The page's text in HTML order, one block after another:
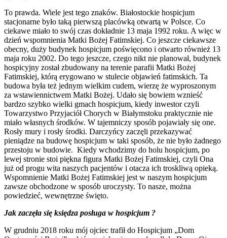
To prawda. Wiele jest tego znaków. Białostockie hospicjum
stacjonarne było taką pierwszą placówką otwartą w Polsce. Co
ciekawe miało to swój czas dokładnie 13 maja 1992 roku. A więc w
dzień wspomnienia Matki Bożej Fatimskiej. Co jeszcze ciekawsze
obecny, duży budynek hospicjum poświęcono i otwarto również 13
maja roku 2002. Do tego jeszcze, czego nikt nie planował, budynek
hospicyjny został zbudowany na terenie parafii Matki Bożej
Fatimskiej, którą erygowano w stulecie objawień fatimskich. Ta
budowa była też jednym wielkim cudem, wierzę że wyproszonym
za wstawiennictwem Matki Bożej. Udało się bowiem wznieść
bardzo szybko wielki gmach hospicjum, kiedy inwestor czyli
Towarzystwo Przyjaciół Chorych w Białymstoku praktycznie nie
miało własnych środków. W tajemniczy sposób pojawiały się one.
Rosły mury i rosły środki. Darczyńcy zaczęli przekazywać
pieniądze na budowę hospicjum w taki sposób, że nie było żadnego
przestoju w budowie. Kiedy wchodzimy do holu hospicjum, po
lewej stronie stoi piękna figura Matki Bożej Fatimskiej, czyli Ona
już od progu wita naszych pacjentów i otacza ich troskliwą opieką.
Wspomnienie Matki Bożej Fatimskiej jest w naszym hospicjum
zawsze obchodzone w sposób uroczysty. To nasze, można
powiedzieć, wewnętrzne święto.
Jak zaczęła się księdza posługa w hospicjum ?
W grudniu 2018 roku mój ojciec trafił do Hospicjum „Dom